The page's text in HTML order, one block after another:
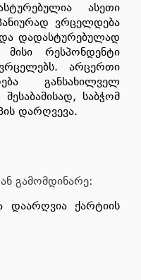
ასეთი
ვრცელდება
დადასტურებულად
რესპონდენტი
არცერთი
განსახილველ
საბჭომ
დარღვევა.
გამომდინარე:
დაარღვია ქარტიის